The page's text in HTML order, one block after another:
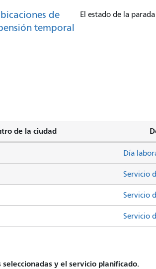
de
temporal
El estado de la
de la ciudad
Servicio
Servicio
Día
Servicio
y el servicio planificado.